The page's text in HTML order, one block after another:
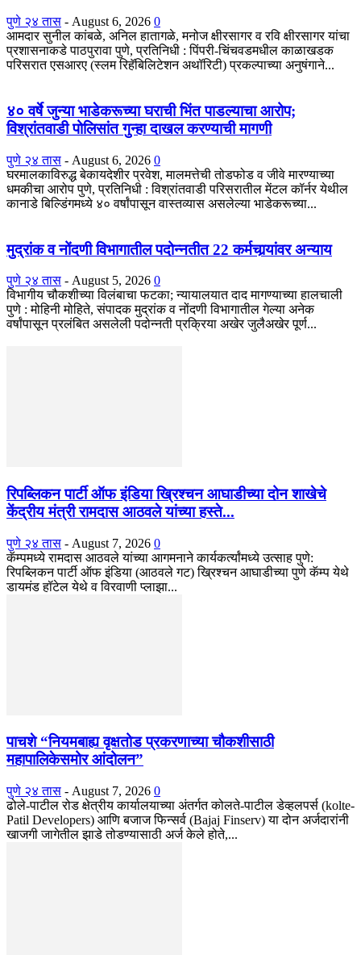
पुणे २४ तास - August 6, 2026 0
आमदार सुनील कांबळे, अनिल हातागळे, मनोज क्षीरसागर व रवि क्षीरसागर यांचा
प्रशासनाकडे पाठपुरावा पुणे, प्रतिनिधी : पिंपरी-चिंचवडमधील काळाखडक
परिसरात एसआरए (स्लम रिहॅबिलिटेशन अथॉरिटी) प्रकल्पाच्या अनुषंगाने...
४० वर्षे जुन्या भाडेकरूच्या घराची भिंत पाडल्याचा आरोप;
विश्रांतवाडी पोलिसांत गुन्हा दाखल करण्याची मागणी
पुणे २४ तास - August 6, 2026 0
घरमालकाविरुद्ध बेकायदेशीर प्रवेश, मालमत्तेची तोडफोड व जीवे मारण्याच्या
धमकीचा आरोप पुणे, प्रतिनिधी : विश्रांतवाडी परिसरातील मेंटल कॉर्नर येथील
कानाडे बिल्डिंगमध्ये ४० वर्षांपासून वास्तव्यास असलेल्या भाडेकरूच्या...
मुद्रांक व नोंदणी विभागातील पदोन्नतीत 22 कर्मचार्‍यांवर अन्याय
पुणे २४ तास - August 5, 2026 0
विभागीय चौकशीच्या विलंबाचा फटका; न्यायालयात दाद मागण्याच्या हालचाली
पुणे : मोहिनी मोहिते, संपादक मुद्रांक व नोंदणी विभागातील गेल्या अनेक
वर्षांपासून प्रलंबित असलेली पदोन्नती प्रक्रिया अखेर जुलैअखेर पूर्ण...
रिपब्लिकन पार्टी ऑफ इंडिया ख्रिश्चन आघाडीच्या दोन शाखेचे
केंद्रीय मंत्री रामदास आठवले यांच्या हस्ते...
पुणे २४ तास - August 7, 2026 0
कॅम्पमध्ये रामदास आठवले यांच्या आगमनाने कार्यकर्त्यांमध्ये उत्साह पुणे:
रिपब्लिकन पार्टी ऑफ इंडिया (आठवले गट) ख्रिश्चन आघाडीच्या पुणे कॅम्प येथे
डायमंड हॉटेल येथे व विरवाणी प्लाझा...
पाचशे “नियमबाह्य वृक्षतोड प्रकरणाच्या चौकशीसाठी
महापालिकेसमोर आंदोलन”
पुणे २४ तास - August 7, 2026 0
ढोले-पाटील रोड क्षेत्रीय कार्यालयाच्या अंतर्गत कोलते-पाटील डेव्हलपर्स (kolte-
Patil Developers) आणि बजाज फिन्सर्व (Bajaj Finserv) या दोन अर्जदारांनी
खाजगी जागेतील झाडे तोडण्यासाठी अर्ज केले होते,...